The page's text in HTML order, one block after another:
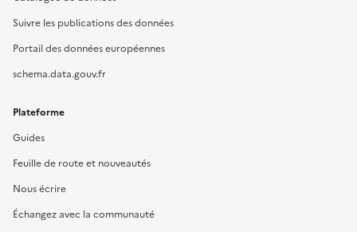
Suivre les publications des données
Portail des données européennes
schema.data.gouv.fr
Plateforme
Guides
Feuille de route et nouveautés
Nous écrire
Échangez avec la communauté